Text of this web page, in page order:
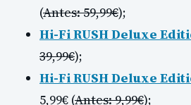
(Antes: 59,99€);
Hi-Fi RUSH Deluxe
39,99€);
Hi-Fi RUSH Deluxe
5,99€ (Antes: 9,99€);